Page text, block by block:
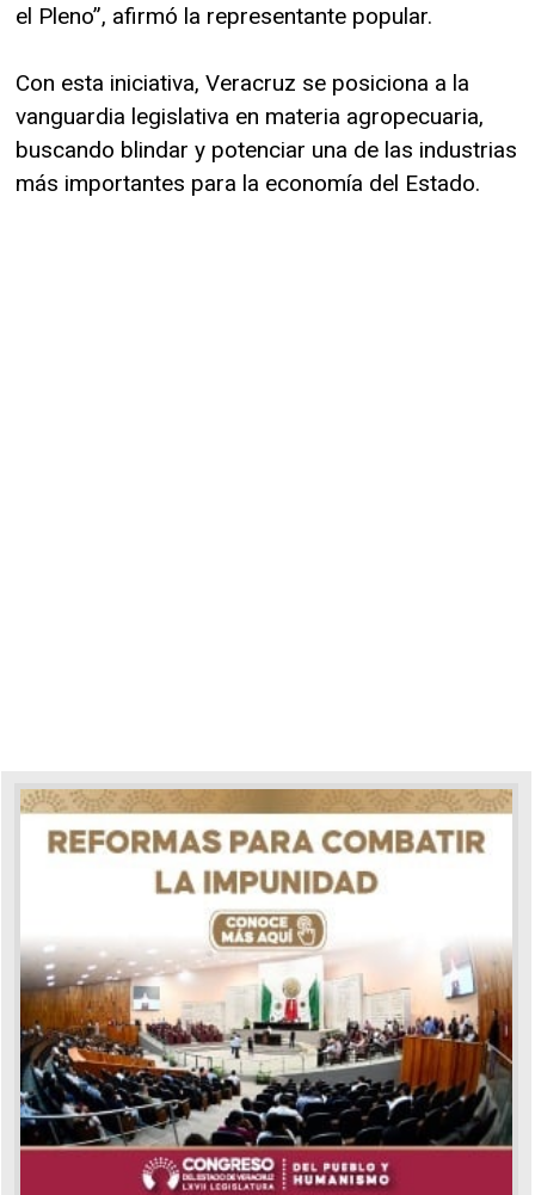
el Pleno”, afirmó la representante popular.
Con esta iniciativa, Veracruz se posiciona a la
vanguardia legislativa en materia agropecuaria,
buscando blindar y potenciar una de las industrias
más importantes para la economía del Estado.